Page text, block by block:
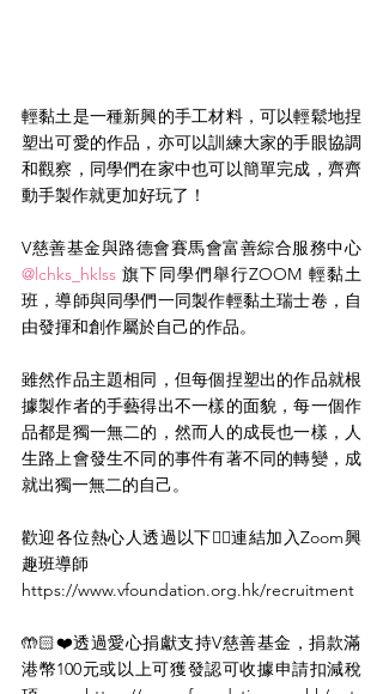
輕黏土是一種新興的手工材料，可以輕鬆地捏
塑出可愛的作品，亦可以訓練大家的手眼協調
和觀察，同學們在家中也可以簡單完成，齊齊
動手製作就更加好玩了！
@lchks_hklss 旗下同學們舉行ZOOM 輕黏土
班，導師與同學們一同製作輕黏土瑞士卷，自
由發揮和創作屬於自己的作品。
雖然作品主題相同，但每個捏塑出的作品就根
據製作者的手藝得出不一樣的面貌，每一個作
品都是獨一無二的，然而人的成長也一樣，人
生路上會發生不同的事件有著不同的轉變，成
就出獨一無二的自己。
歡迎各位熱心人透過以下👇🏻連結加入Zoom興
趣班導師
https://www.vfoundation.org.hk/recruitment
🤲🏻❤️透過愛心捐獻支持V慈善基金，捐款滿
港幣100元或以上可獲發認可收據申請扣減稅